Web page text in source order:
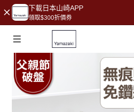
下載日本山崎APP
領取$300折價券